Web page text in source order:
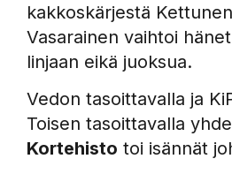
kakkoskärjestä
Vasarainen vaihtoi
linjaan eikä juoksua.
Vedon tasoittavalla ja
Toisen tasoittavalla
Kortehisto toi isännät